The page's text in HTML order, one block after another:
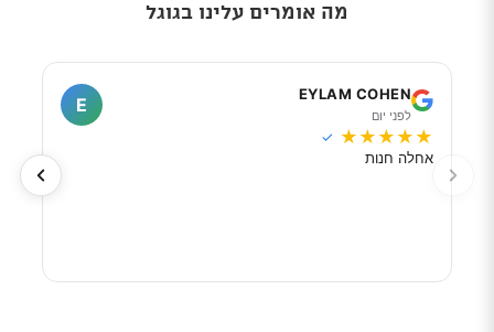
מה אומרים עלינו בגוגל
EYLAM COHEN
לפני יום
E
★
★
★
★
★
✓
אחלה חנות